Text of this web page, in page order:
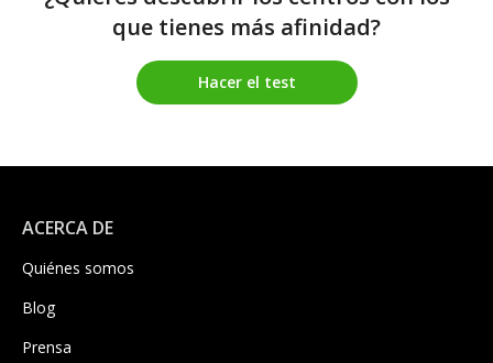
que tienes más afinidad?
Hacer el test
ACERCA DE
Quiénes somos
Blog
Prensa